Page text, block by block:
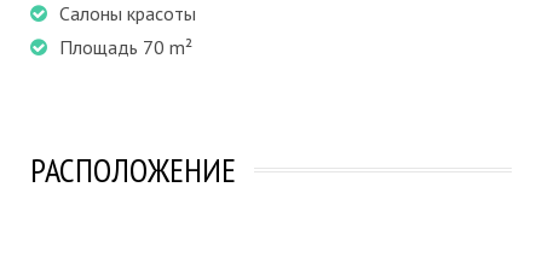
Салоны красоты
Площадь 70 m²
РАСПОЛОЖЕНИЕ